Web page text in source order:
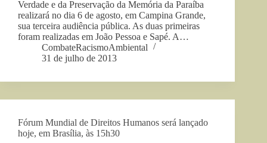
Verdade e da Preservação da Memória da Paraíba
realizará no dia 6 de agosto, em Campina Grande,
sua terceira audiência pública. As duas primeiras
foram realizadas em João Pessoa e Sapé. A…
CombateRacismoAmbiental
31 de julho de 2013
Fórum Mundial de Direitos Humanos será lançado
hoje, em Brasília, às 15h30